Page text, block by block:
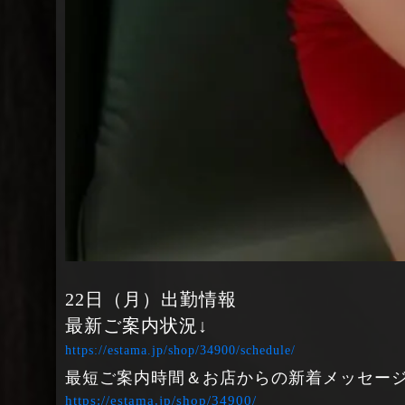
22日（月）出勤情報
最新ご案内状況↓
https://estama.jp/shop/34900/schedule/
最短ご案内時間＆お店からの新着メッセー
https://estama.jp/shop/34900/